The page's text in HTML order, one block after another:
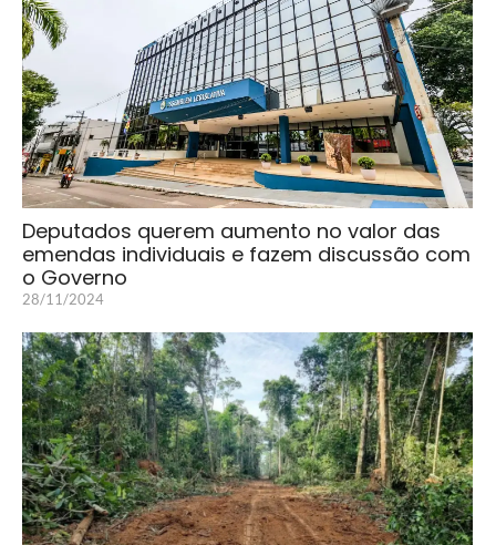
Deputados querem aumento no valor das
emendas individuais e fazem discussão com
o Governo
28/11/2024